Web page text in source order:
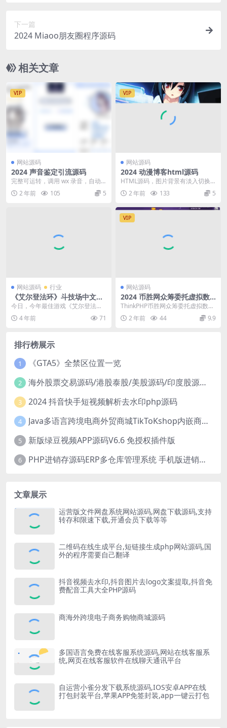
下一篇
2024 Miaoo朋友圈程序源码
相关文章
VIP
网站源码
2024 声音鉴定引流源码
完整可运转，调用 wx 录音，自动
判断声音属性，输出结果，吸粉具
体怎么运营自己发...
2 年前 105 5
VIP
网站源码
2024 动漫博客html源码
HTML源码，图片背景有淡入切换
特效
2 年前 133 5
网站源码 行业
《艾尔登法环》斗技场中文预
告 支持单挑及团体混战
今日，今年最佳游戏《艾尔登法
环》迎来了免费更新，并且公布了
斗技场模式的中文预告内...
4 年前 71
VIP
网站源码
2024 币胜网众筹委托虚拟数
字交易平台网站ThinkPHP源
ThinkPHP币胜网众筹委托虚拟数字
交易平台网站源码，带分红、众
筹、支付功能 ...
2 年前 44 9.9
排行榜展示
1 《GTA5》全禁区位置一览
2 海外股票交易源码/港股泰股/美股源码/印度股源码/马拉西亚股票源码/国际股票配资
3 2024 抖音快手短视频解析去水印php源码
4 Java多语言跨境电商外贸商城TikToKshop内嵌商城I商家入驻I一键铺
5 新版绿豆视频APP源码V6.6 免授权插件版
6 PHP进销存源码ERP多仓库管理系统 手机版进销存 php网络版进销存小程序
文章展示
运营版文件网盘系统网站源码,网盘下载源码,支持
转存和限速下载,开通会员下载等等
二维码在线生成平台,短链接生成php网站源码,国
外的程序需要自己翻译
抖音视频去水印,抖音图片去logo文案提取,抖音免
费配音工具大全PHP源码
商海外跨境电子商务购物商城源码
多国语言免费在线客服系统源码,网站在线客服系
统,网页在线客服软件在线聊天通讯平台
自运营小雀分发下载系统源码,IOS安卓APP在线
打包封装平台,苹果APP免签封装,app一键云打包